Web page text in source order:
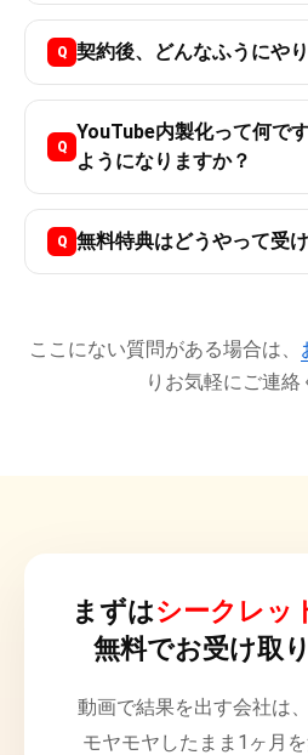
契約後、どんなふうにや
YouTube内製化って何で
ようになりますか？
無料特典はどうやって受
ここにない質問がある場合は、
りお気軽にご連絡
まずはシークレッ
無料でお受け取
動画で結果を出す会社は
モヤモヤしたまま1ヶ月を